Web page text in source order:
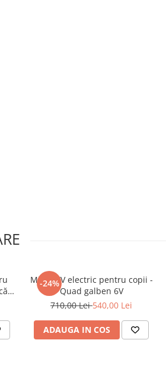
-
-24%
Mini ATV electric pentru copii -
Quad galben 6V
710,00 Lei540,00 Lei
ADAUGA IN COS